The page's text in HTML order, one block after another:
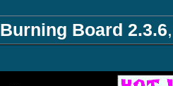
Burning Board 2.3.6